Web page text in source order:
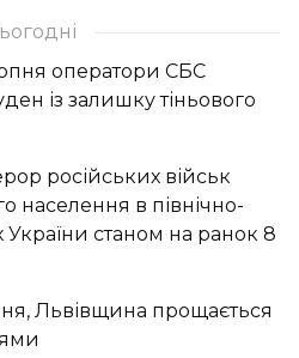
оператори СБС
із залишку тіньового
російських військ
населення в північно-
України станом на ранок 8
Львівщина прощається